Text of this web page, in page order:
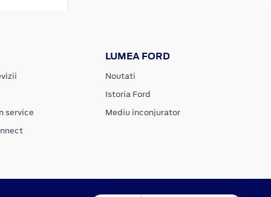
service
LUMEA FORD
Noutati
Istoria Ford
Mediu inconjurator